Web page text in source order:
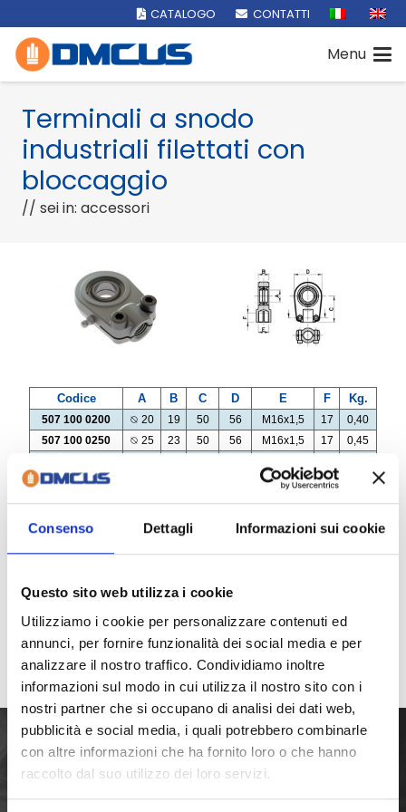
Consenso Dettagli Informazioni sui cookie
Questo sito web utilizza i cookie
Utilizziamo i cookie per personalizzare contenuti ed
annunci, per fornire funzionalità dei social media e per
analizzare il nostro traffico. Condividiamo inoltre
informazioni sul modo in cui utilizza il nostro sito con i
nostri partner che si occupano di analisi dei dati web,
pubblicità e social media, i quali potrebbero combinarle
con altre informazioni che ha fornito loro o che hanno
raccolto dal suo utilizzo dei loro servizi.
CATALOGO CONTATTI
Menu
Terminali a snodo
industriali filettati con
bloccaggio
// sei in: accessori
La nostra avventura inizia negli anni ’70, quando i fratelli